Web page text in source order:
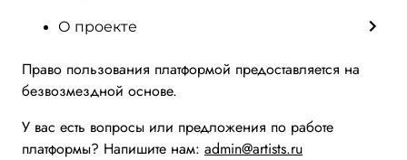
О проекте
Право пользования платформой предоставляется на
безвозмездной основе.
У вас есть вопросы или предложения по работе
платформы? Напишите нам: admin@artists.ru